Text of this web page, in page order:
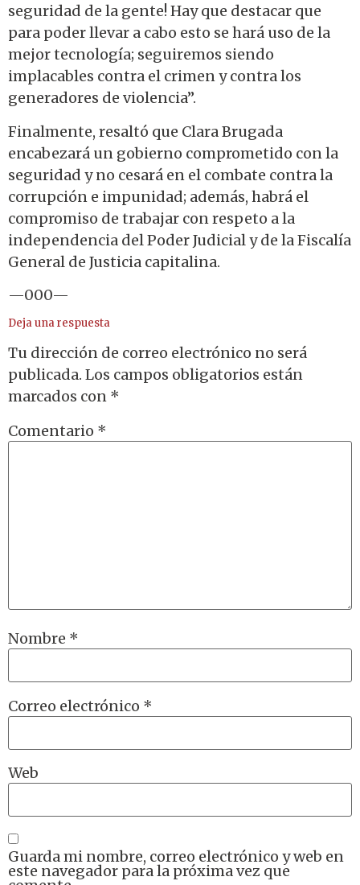
seguridad de la gente! Hay que destacar que
para poder llevar a cabo esto se hará uso de la
mejor tecnología; seguiremos siendo
implacables contra el crimen y contra los
generadores de violencia”.
Finalmente, resaltó que Clara Brugada
encabezará un gobierno comprometido con la
seguridad y no cesará en el combate contra la
corrupción e impunidad; además, habrá el
compromiso de trabajar con respeto a la
independencia del Poder Judicial y de la Fiscalía
General de Justicia capitalina.
—000—
Deja una respuesta
Tu dirección de correo electrónico no será
publicada. Los campos obligatorios están
marcados con *
Comentario *
Nombre *
Correo electrónico *
Web
Guarda mi nombre, correo electrónico y web en
este navegador para la próxima vez que